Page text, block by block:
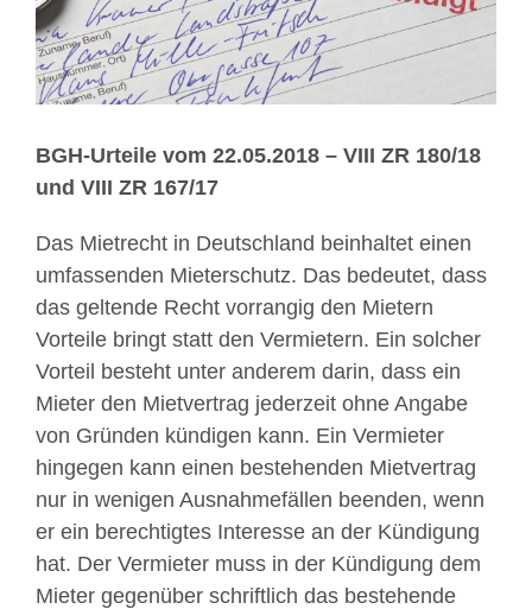
BGH-Urteile vom 22.05.2018 – VIII ZR 180/18
und VIII ZR 167/17
Das Mietrecht in Deutschland beinhaltet einen
umfassenden Mieterschutz. Das bedeutet, dass
das geltende Recht vorrangig den Mietern
Vorteile bringt statt den Vermietern. Ein solcher
Vorteil besteht unter anderem darin, dass ein
Mieter den Mietvertrag jederzeit ohne Angabe
von Gründen kündigen kann. Ein Vermieter
hingegen kann einen bestehenden Mietvertrag
nur in wenigen Ausnahmefällen beenden, wenn
er ein berechtigtes Interesse an der Kündigung
hat. Der Vermieter muss in der Kündigung dem
Mieter gegenüber schriftlich das bestehende